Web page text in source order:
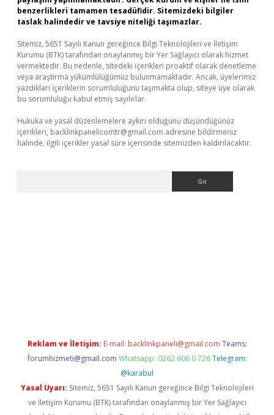
benzerlikleri tamamen tesadüfidir. Sitemizdeki bilgiler
taslak halindedir ve tavsiye niteliği taşımazlar.
Sitemiz, 5651 Sayılı Kanun gereğince Bilgi Teknolojileri ve İletişim
Kurumu (BTK) tarafından onaylanmış bir Yer Sağlayıcı olarak hizmet
vermektedir. Bu nedenle, sitedeki içerikleri proaktif olarak denetleme
veya araştırma yükümlülüğümüz bulunmamaktadır. Ancak, üyelerimiz
yazdıkları içeriklerin sorumluluğunu taşımakta olup, siteye üye olarak
bu sorumluluğu kabul etmiş sayılırlar.
Hukuka ve yasal düzenlemelere aykırı olduğunu düşündüğünüz
içerikleri, backlinkpanelicomtr@gmail.com adresine bildirmeniz
halinde, ilgili içerikler yasal süre içerisinde sitemizden kaldırılacaktır.
Reklam ve İletişim: E-mail: backlinkpaneli@gmail.com Teams:
forumhizmeti@gmail.com Whatsapp: 0262 606 0 726 Telegram:
@karabul
Yasal Uyarı: Sitemiz, 5651 Sayılı Kanun gereğince Bilgi Teknolojileri
ve İletişim Kurumu (BTK) tarafından onaylanmış bir Yer Sağlayıcı